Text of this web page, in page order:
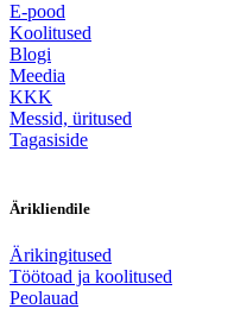
E-pood
Koolitused
Blogi
Meedia
KKK
Messid, üritused
Tagasiside
Ärikliendile
Ärikingitused
Töötoad ja koolitused
Peolauad